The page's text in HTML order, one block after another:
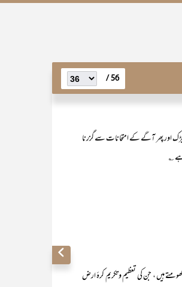
56 /
اور پھر آگے کے امتحانات سے گزرنا
ہے ؎
ہیں ، جن کی تعظیم و تکریم کرۂ ارض